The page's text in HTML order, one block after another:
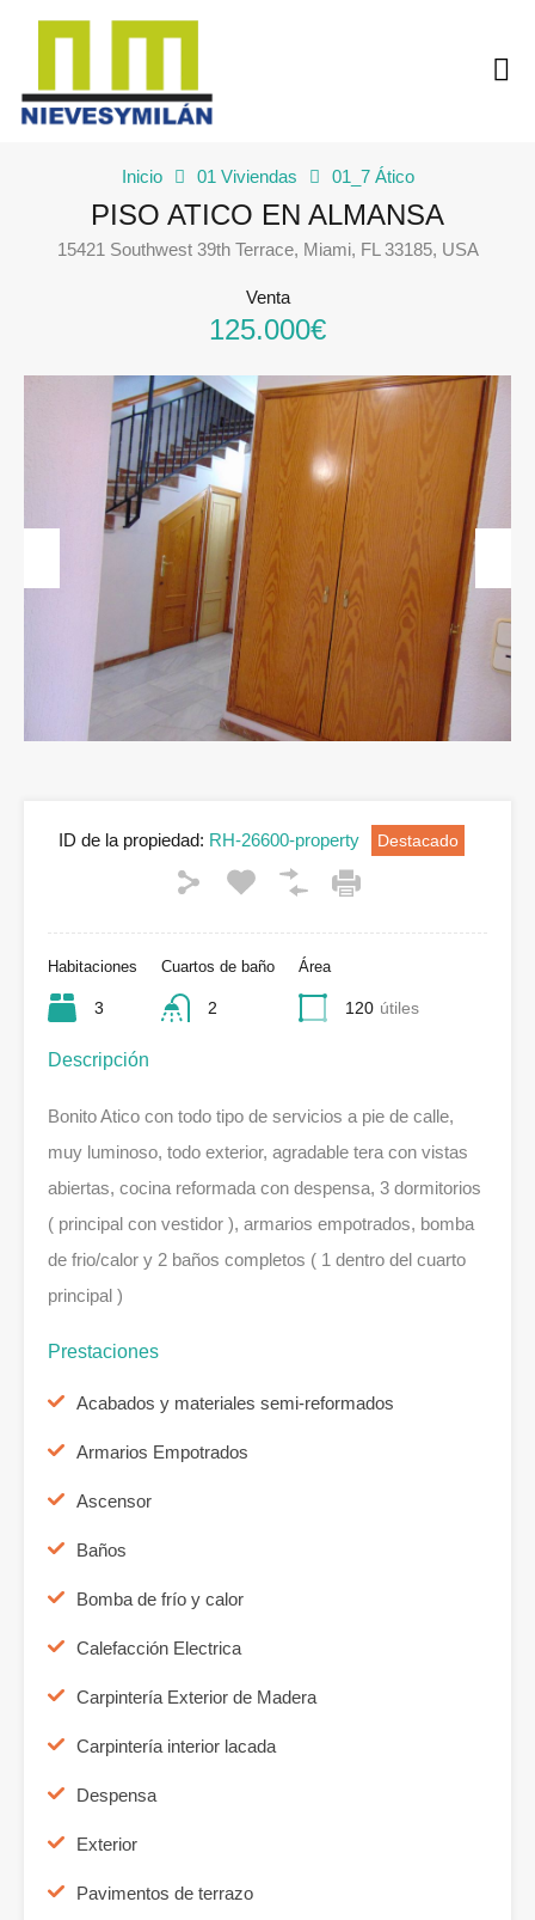
Inicio 01 Viviendas 01_7 Ático
PISO ATICO EN ALMANSA
15421 Southwest 39th Terrace, Miami, FL 33185, USA
Venta
125.000€
ID de la propiedad: RH-26600-property Destacado
Habitaciones
3
Cuartos de baño
2
Área
120 útiles
Descripción
Bonito Atico con todo tipo de servicios a pie de calle,
muy luminoso, todo exterior, agradable tera con vistas
abiertas, cocina reformada con despensa, 3 dormitorios
( principal con vestidor ), armarios empotrados, bomba
de frio/calor y 2 baños completos ( 1 dentro del cuarto
principal )
Prestaciones
Acabados y materiales semi-reformados
Armarios Empotrados
Ascensor
Baños
Bomba de frío y calor
Calefacción Electrica
Carpintería Exterior de Madera
Carpintería interior lacada
Despensa
Exterior
Pavimentos de terrazo